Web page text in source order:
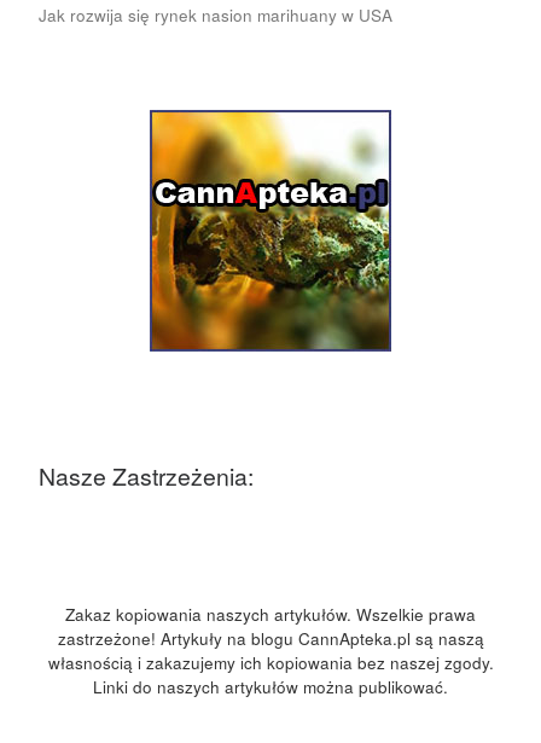
Jak rozwija się rynek nasion marihuany w USA
Nasze Zastrzeżenia:
Zakaz kopiowania naszych artykułów. Wszelkie prawa
zastrzeżone! Artykuły na blogu CannApteka.pl są naszą
własnością i zakazujemy ich kopiowania bez naszej zgody.
Linki do naszych artykułów można publikować.